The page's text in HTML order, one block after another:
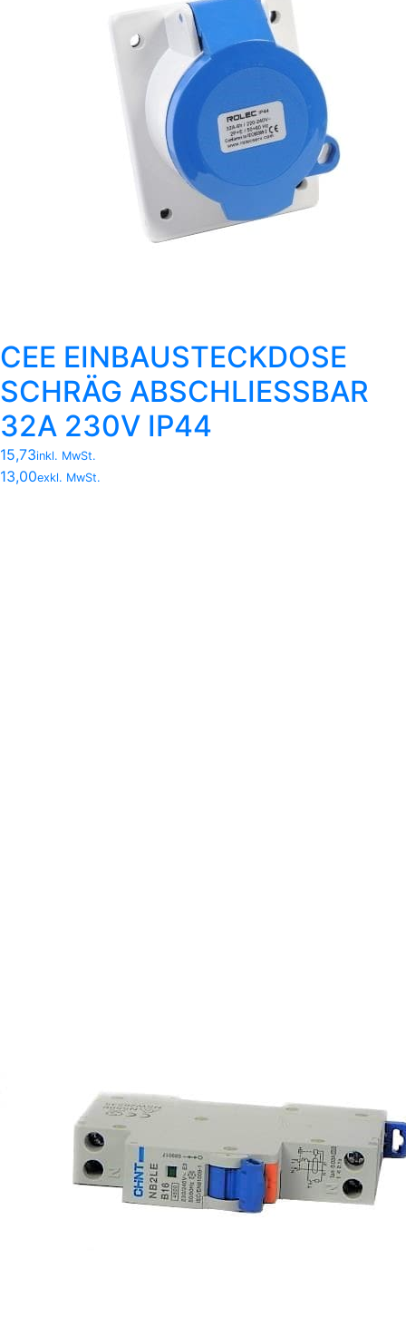
CEE EINBAUSTECKDOSE
SCHRÄG ABSCHLIESSBAR
32A 230V IP44
15,73inkl. MwSt.
13,00exkl. MwSt.